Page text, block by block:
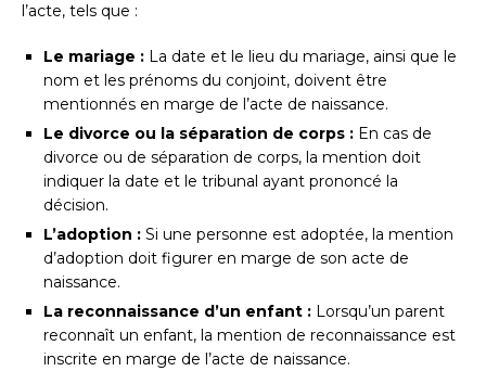
l’acte, tels que :
Le mariage : La date et le lieu du mariage, ainsi que le
nom et les prénoms du conjoint, doivent être
mentionnés en marge de l’acte de naissance.
Le divorce ou la séparation de corps : En cas de
divorce ou de séparation de corps, la mention doit
indiquer la date et le tribunal ayant prononcé la
décision.
L’adoption : Si une personne est adoptée, la mention
d’adoption doit figurer en marge de son acte de
naissance.
La reconnaissance d’un enfant : Lorsqu’un parent
reconnaît un enfant, la mention de reconnaissance est
inscrite en marge de l’acte de naissance.